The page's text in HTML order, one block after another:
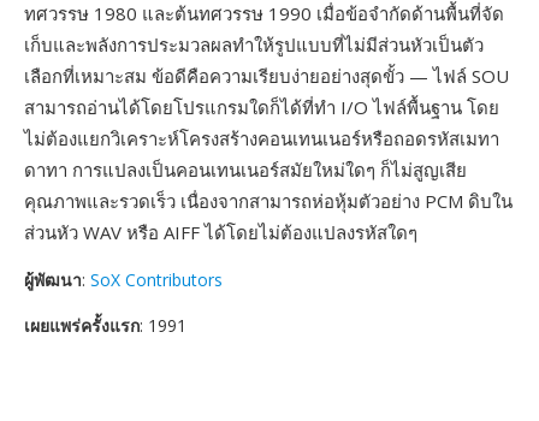
ทศวรรษ 1980 และต้นทศวรรษ 1990 เมื่อข้อจำกัดด้านพื้นที่จัด
เก็บและพลังการประมวลผลทำให้รูปแบบที่ไม่มีส่วนหัวเป็นตัว
เลือกที่เหมาะสม ข้อดีคือความเรียบง่ายอย่างสุดขั้ว — ไฟล์ SOU
สามารถอ่านได้โดยโปรแกรมใดก็ได้ที่ทำ I/O ไฟล์พื้นฐาน โดย
ไม่ต้องแยกวิเคราะห์โครงสร้างคอนเทนเนอร์หรือถอดรหัสเมทา
ดาทา การแปลงเป็นคอนเทนเนอร์สมัยใหม่ใดๆ ก็ไม่สูญเสีย
คุณภาพและรวดเร็ว เนื่องจากสามารถห่อหุ้มตัวอย่าง PCM ดิบใน
ส่วนหัว WAV หรือ AIFF ได้โดยไม่ต้องแปลงรหัสใดๆ
ผู้พัฒนา: SoX Contributors
เผยแพร่ครั้งแรก: 1991